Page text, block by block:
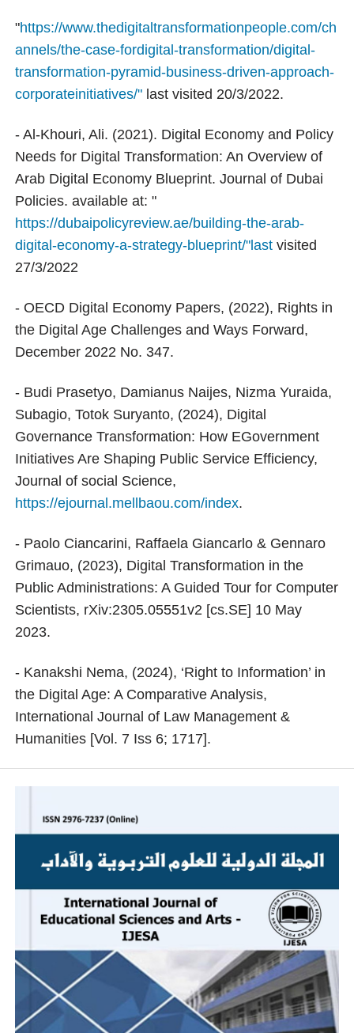
"https://www.thedigitaltransformationpeople.com/ch
annels/the-case-fordigital-transformation/digital-
transformation-pyramid-business-driven-approach-
corporateinitiatives/" last visited 20/3/2022.
- Al-Khouri, Ali. (2021). Digital Economy and Policy
Needs for Digital Transformation: An Overview of
Arab Digital Economy Blueprint. Journal of Dubai
Policies. available at: "
https://dubaipolicyreview.ae/building-the-arab-
digital-economy-a-strategy-blueprint/"last visited
27/3/2022
- OECD Digital Economy Papers, (2022), Rights in
the Digital Age Challenges and Ways Forward,
December 2022 No. 347.
- Budi Prasetyo, Damianus Naijes, Nizma Yuraida,
Subagio, Totok Suryanto, (2024), Digital
Governance Transformation: How EGovernment
Initiatives Are Shaping Public Service Efficiency,
Journal of social Science,
https://ejournal.mellbaou.com/index.
- Paolo Ciancarini, Raffaela Giancarlo & Gennaro
Grimauo, (2023), Digital Transformation in the
Public Administrations: A Guided Tour for Computer
Scientists, rXiv:2305.05551v2 [cs.SE] 10 May
2023.
- Kanakshi Nema, (2024), ‘Right to Information’ in
the Digital Age: A Comparative Analysis,
International Journal of Law Management &
Humanities [Vol. 7 Iss 6; 1717].